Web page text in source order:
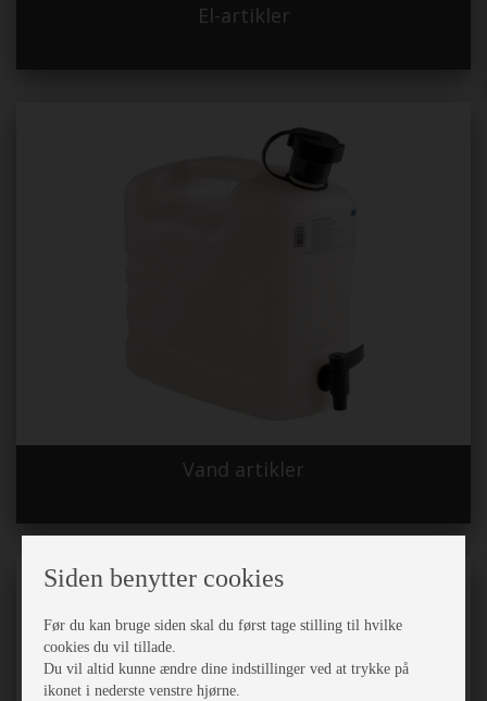
El-artikler
Vand artikler
Siden benytter cookies
Før du kan bruge siden skal du først tage stilling til hvilke
cookies du vil tillade.
Du vil altid kunne ændre dine indstillinger ved at trykke på
ikonet i nederste venstre hjørne.